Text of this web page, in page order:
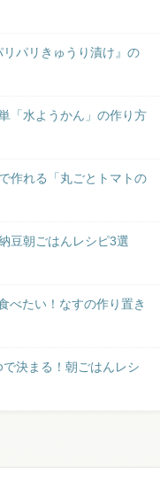
パリきゅうり漬け』の
「水ようかん」の作り方
作れる「丸ごとトマトの
豆朝ごはんレシピ3選
べたい！なすの作り置き
で決まる！朝ごはんレシ